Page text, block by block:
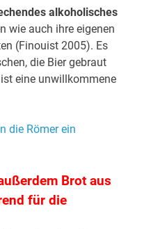
alkoholisches
wie auch ihre eigenen
(Finouist 2005). Es
die Bier gebraut
eine unwillkommene
Brot aus
für die